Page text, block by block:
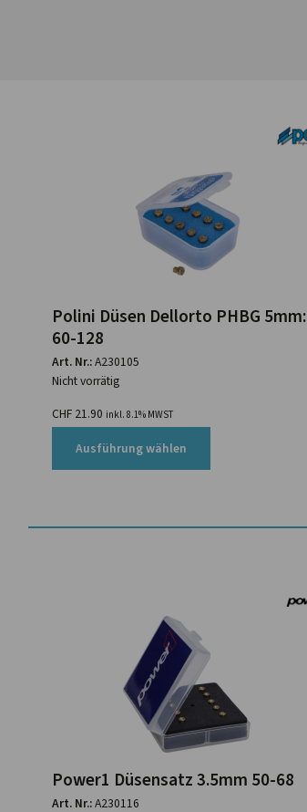
Polini Düsen Dellorto PHBG 5mm:
60-128
Art. Nr.:A230105
Nicht vorrätig
CHF 21.90 inkl. 8.1% MWST
Ausführung wählen
Power1 Düsensatz 3.5mm 50-68
Art. Nr.:A230116